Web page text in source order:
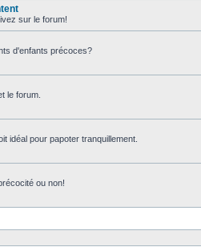
sur le forum!
d'enfants précoces?
le forum.
idéal pour papoter tranquillement.
ou non!